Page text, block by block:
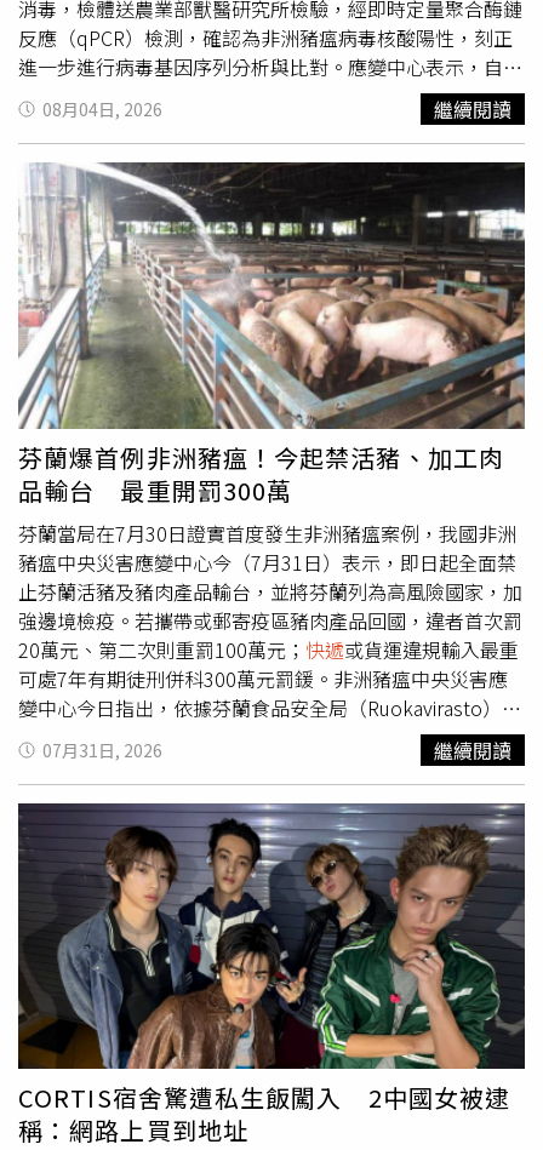
消毒，檢體送農業部獸醫研究所檢驗，經即時定量聚合酶鏈
反應（qPCR）檢測，確認為非洲豬瘟病毒核酸陽性，刻正
進一步進行病毒基因序列分析與比對。應變中心表示，自
107年起迄今，國內海漂豬檢出非洲豬瘟病毒核酸陽性案例
累計22例，114年發生2例，本案例為今年第2例，顯示海漂
豬隨海流漂抵岸際的風險仍持續存在，岸際巡查、即時通報
及邊境檢疫均不可鬆懈。為因應本次海漂豬檢出非洲豬瘟病
毒核酸陽性，金門防疫所依標準程序，將發現地點半徑10公
里內共21場養豬場列為管制健康訪視對象，於今日已完成所
有豬場健康訪視工作，確認全部豬隻健康均良好。針對邊境
檢疫，防檢署已責成高雄分署金門檢疫站持續加強金門機
場、港口及小三通旅運中心查驗，入境旅客行李落實
100％X光檢查，並搭配檢疫犬組及人工查驗；同時加強金
門返臺旅客行李檢查，嚴防未經檢疫之豬肉及其製品輸往臺
灣本島及其他離島。防檢署並持續與海巡、海關、航警及航
空站等邊境管制機關合作，加強高風險旅客、國際郵包、海
運 快遞及走私案件查緝，落實岸際巡查與疑似海漂動物即時
通報。防檢署各分署亦將依轄區風險，持續強化旅客行李安
檢、X光判讀、人工查驗及檢疫宣導，嚴守國境防線。應變
中心提醒，為強化風險控管 ，今日已公告暫停金門地區豬
肉及其加工產品輸往臺灣本島及其他離島，至少須連續1週
無疫情發生，始得解除相關管制措施。應變中心呼籲，民眾
如於岸際發現疑似海漂豬隻或其他動物屍體，切勿接觸、搬
動或自行處理，應立即通報海巡或地方動物防疫機關。旅客
切勿違規攜帶豬肉及其製品入境；養豬場亦應落實人員及車
輛門禁、進出消毒、場區環境清潔及異常死亡通報，共同防
堵非洲豬瘟入侵，守護我國養豬產業安全。
08月04日, 2026 繼續閱讀
芬蘭爆首例非洲豬瘟！今起禁活豬、加工肉
品輸台 最重開罰300萬
芬蘭當局在7月30日證實首度發生非洲豬瘟案例，我國非洲
豬瘟中央災害應變中心今（7月31日）表示，即日起全面禁
止芬蘭活豬及豬肉產品輸台，並將芬蘭列為高風險國家，加
強邊境檢疫。若攜帶或郵寄疫區豬肉產品回國，違者首次罰
20萬元、第二次則重罰100萬元； 快遞或貨運違規輸入最重
可處7年有期徒刑併科300萬元罰鍰。非洲豬瘟中央災害應
變中心今日指出，依據芬蘭食品安全局（Ruokavirasto）7
月30日公佈資訊，該國維羅拉赫蒂（Virolahti）地區三隻野
豬屍體驗出非洲豬瘟病毒核酸陽性。因此我國今日公告將芬
蘭自ASF非疫區國家刪除，活豬及豬肉產品自今日起裝船
（機）起運者禁止輸台，違者將退運或銷毀。應變中心表
示，芬蘭在今年1至6月共輸台985公噸豬肉產品，應變中心
呼籲進口業者務必遵守檢疫規定，共同守護我國非疫狀態。
芬蘭與我國無直接通航，惟可直接通郵，仍具有疫情傳入之
風險，防檢署於今日將該國列入過去三年發生ASF國家及高
風險國家名單，並偕同各邊境檢疫機關於邊境加強檢疫。最
後，應變中心強調，我國已於今年4月6日恢復ASF自我聲明
非疫區，為亞洲唯一口蹄疫、傳統豬瘟與非洲豬瘟三大豬病
非疫國；非法輸入疫區豬肉製品，將嚴重威脅國內畜牧環境
安全。防檢署將持續秉持違規零容忍態度，嚴懲違規行為，
守護國內家畜產業。
07月31日, 2026 繼續閱讀
CORTIS宿舍驚遭私生飯闖入 2中國女被逮
稱：網路上買到地址